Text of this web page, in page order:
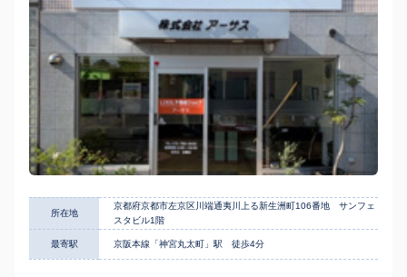
所在地
京都府京都市左京区川端通夷川上る新生洲町106番地 サンフェ
スタビル1階
最寄駅 京阪本線「神宮丸太町」駅 徒歩4分